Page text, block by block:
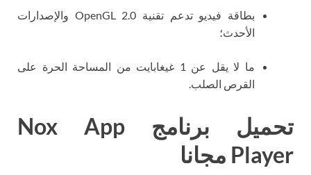
بطاقة فيديو تدعم تقنية OpenGL 2.0 والإصدارات
الأحدث؛
ما لا يقل عن 1 غيغابايت من المساحة الحرة على
القرص الصلب.
تحميل برنامج Nox App
Player مجانا